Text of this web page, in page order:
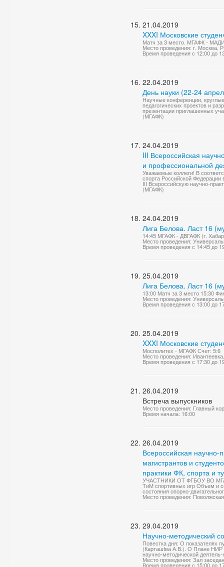
21.04.2019
XXXI Московские
Матч за 3 место. МГАФК -
Место проведения: г.
Время проведения с 12:00 до
22.04.2019
День науки (22-24
Научные конференции,
педагогических проектов и
презентации приглашенных
(МГАФК)
24.04.2019
III Всероссийская
и профессиональной
Уважаемые коллеги! В
спорта Российской Федерации
III Всероссийскую научно-
(МГАФК)
24.04.2019
Лига Белова. Ласт 16
14:45 МГАФК - ДВГАФК (г.
Место проведения:
Время проведения с 14:45 до
25.04.2019
Лига Белова. Ласт 16
13:00 Матч за 3 место 15:30
Место проведения:
Время проведения с 13:00 до
25.04.2019
XXXI Московские
Мосполитех - МГАФК Счет: 5:6
Место проведения:
Время проведения с 17:30 до
26.04.2019
Встреча выпускников
Место проведения: Главный
Время начала: 16:00
26.04.2019
Всероссийская
магистрантов и
практики ФК, спорта и
УЧАСТНИКИ ОТ ФГБОУ ВО
ТиМ спортивных игр Объем и
состояния опорно-
Место проведения:
29.04.2019
Научно-методический
Повестка дня: О показателях
(Карташtва А.В.). О Плане НИР
научно-методической
Место проведения: Зал
Время проведения с 15:00 до